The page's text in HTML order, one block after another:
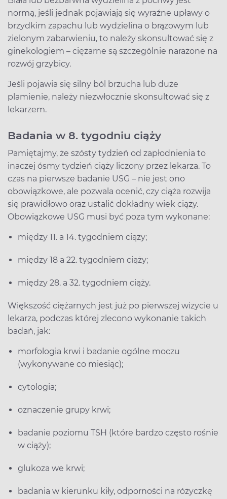
normą, jeśli jednak pojawiają się wyraźne upławy o
brzydkim zapachu lub wydzielina o brązowym lub
zielonym zabarwieniu, to należy skonsultować się z
ginekologiem – ciężarne są szczególnie narażone na
rozwój grzybicy.
Jeśli pojawia się silny ból brzucha lub duże
plamienie, należy niezwłocznie skonsultować się z
lekarzem.
Badania w 8. tygodniu ciąży
Pamiętajmy, że szósty tydzień od zapłodnienia to
inaczej ósmy tydzień ciąży liczony przez lekarza. To
czas na pierwsze badanie USG – nie jest ono
obowiązkowe, ale pozwala ocenić, czy ciąża rozwija
się prawidłowo oraz ustalić dokładny wiek ciąży.
Obowiązkowe USG musi być poza tym wykonane:
między 11. a 14. tygodniem ciąży;
między 18 a 22. tygodniem ciąży;
między 28. a 32. tygodniem ciąży.
Większość ciężarnych jest już po pierwszej wizycie u
lekarza, podczas której zlecono wykonanie takich
badań, jak:
morfologia krwi i badanie ogólne moczu
(wykonywane co miesiąc);
cytologia;
oznaczenie grupy krwi;
badanie poziomu TSH (które bardzo często rośnie
w ciąży);
glukoza we krwi;
badania w kierunku kiły, odporności na różyczkę